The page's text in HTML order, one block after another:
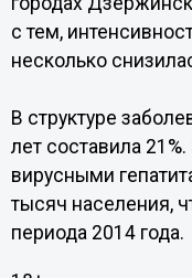
с тем,
несколько
В структуре
лет составила
вирусными
тысяч населения,
периода 2014 года.